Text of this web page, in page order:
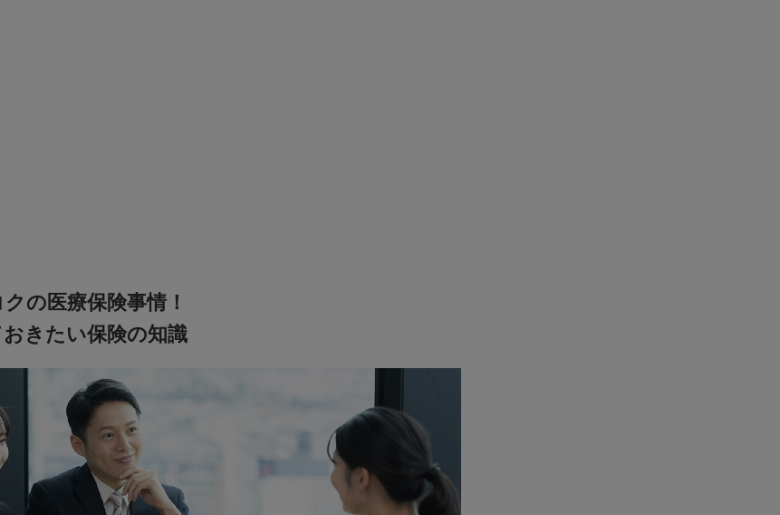
の医療保険事情！
きたい保険の知識